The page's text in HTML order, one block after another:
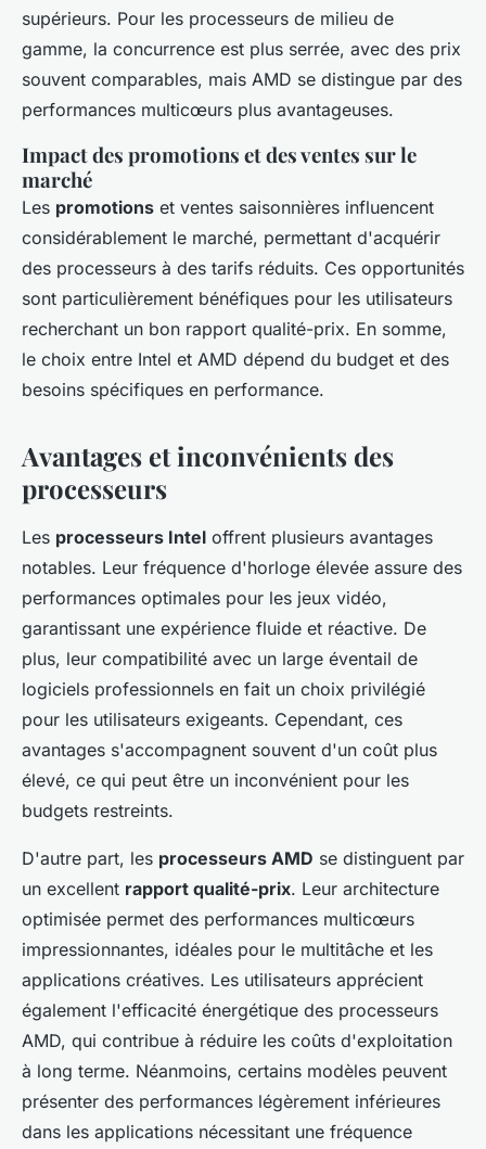
supérieurs. Pour les processeurs de milieu de
gamme, la concurrence est plus serrée, avec des prix
souvent comparables, mais AMD se distingue par des
performances multicœurs plus avantageuses.
Impact des promotions et des ventes sur le
marché
Les promotions et ventes saisonnières influencent
considérablement le marché, permettant d'acquérir
des processeurs à des tarifs réduits. Ces opportunités
sont particulièrement bénéfiques pour les utilisateurs
recherchant un bon rapport qualité-prix. En somme,
le choix entre Intel et AMD dépend du budget et des
besoins spécifiques en performance.
Avantages et inconvénients des
processeurs
Les processeurs Intel offrent plusieurs avantages
notables. Leur fréquence d'horloge élevée assure des
performances optimales pour les jeux vidéo,
garantissant une expérience fluide et réactive. De
plus, leur compatibilité avec un large éventail de
logiciels professionnels en fait un choix privilégié
pour les utilisateurs exigeants. Cependant, ces
avantages s'accompagnent souvent d'un coût plus
élevé, ce qui peut être un inconvénient pour les
budgets restreints.
D'autre part, les processeurs AMD se distinguent par
un excellent rapport qualité-prix. Leur architecture
optimisée permet des performances multicœurs
impressionnantes, idéales pour le multitâche et les
applications créatives. Les utilisateurs apprécient
également l'efficacité énergétique des processeurs
AMD, qui contribue à réduire les coûts d'exploitation
à long terme. Néanmoins, certains modèles peuvent
présenter des performances légèrement inférieures
dans les applications nécessitant une fréquence